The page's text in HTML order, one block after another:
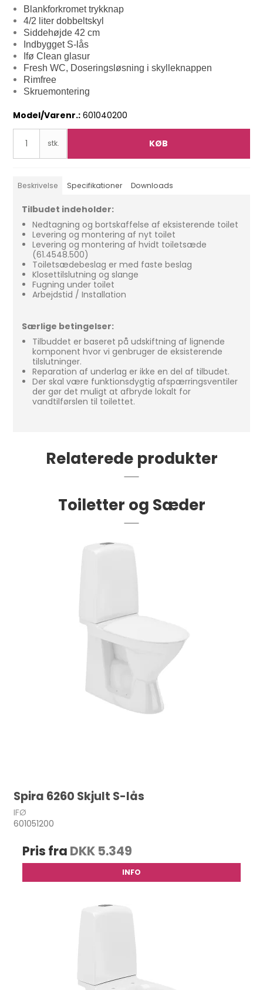
Blankforkromet trykknap
4/2 liter dobbeltskyl
Siddehøjde 42 cm
Indbygget S-lås
Ifø Clean glasur
Fresh WC, Doseringsløsning i skylleknappen
Rimfree
Skruemontering
Model/Varenr.: 601040200
stk. KØB
Beskrivelse Specifikationer Downloads
Tilbudet indeholder:
Nedtagning og bortskaffelse af eksisterende toilet
Levering og montering af nyt toilet
Levering og montering af hvidt toiletsæde
(61.4548.500)
Toiletsædebeslag er med faste beslag
Klosettilslutning og slange
Fugning under toilet
Arbejdstid / Installation
Særlige betingelser:
Tilbuddet er baseret på udskiftning af lignende
komponent hvor vi genbruger de eksisterende
tilslutninger.
Reparation af underlag er ikke en del af tilbudet.
Der skal være funktionsdygtig afspærringsventiler
der gør det muligt at afbryde lokalt for
vandtilførslen til toilettet.
Relaterede produkter
Toiletter og Sæder
Spira 6260 Skjult S-lås
IFØ
601051200
Pris fra DKK 5.349
INFO